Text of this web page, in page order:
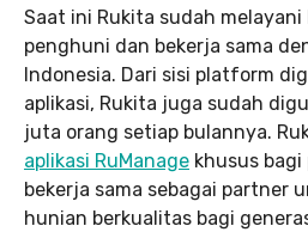
Saat ini Rukita sudah
penghuni dan bekerja sama
Indonesia. Dari sisi platform
aplikasi, Rukita juga sudah
juta orang setiap bulannya.
aplikasi RuManage khusus
bekerja sama sebagai partner
hunian berkualitas bagi